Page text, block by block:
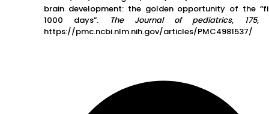
brain development: the golden opportunity of the
1000 days”.
The Journal of pediatrics, 175,
https://pmc.ncbi.nlm.nih.gov/articles/PMC4981537/